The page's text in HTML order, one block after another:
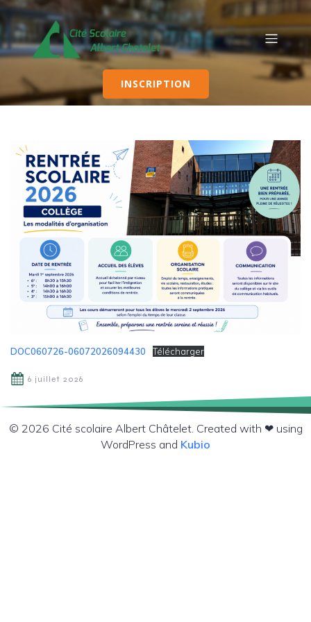
INSCRIPTION
DOC060726-06072026094430 Télécharger
6 juillet 2026
© 2026 Cité scolaire Albert Châtelet. Created with ❤ using
WordPress and Kubio